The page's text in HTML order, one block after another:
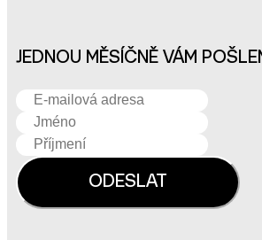
JEDNOU MĚSÍČNĚ VÁM